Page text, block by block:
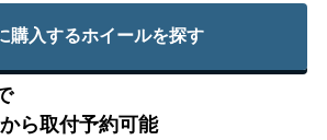
購入するホイールを探す
から取付予約可能